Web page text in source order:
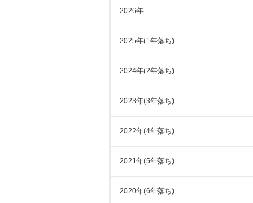
2026年
2025年(1年落ち)
2024年(2年落ち)
2023年(3年落ち)
2022年(4年落ち)
2021年(5年落ち)
2020年(6年落ち)